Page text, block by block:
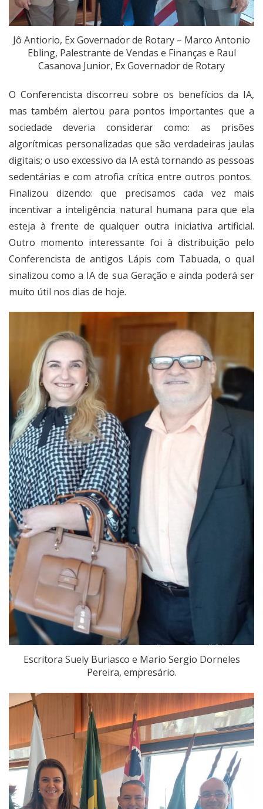
Jô Antiorio, Ex Governador de Rotary – Marco Antonio
Ebling, Palestrante de Vendas e Finanças e Raul
Casanova Junior, Ex Governador de Rotary
O Conferencista discorreu sobre os benefícios da IA,
mas também alertou para pontos importantes que a
sociedade deveria considerar como: as prisões
algorítmicas personalizadas que são verdadeiras jaulas
digitais; o uso excessivo da IA está tornando as pessoas
sedentárias e com atrofia crítica entre outros pontos.
Finalizou dizendo: que precisamos cada vez mais
incentivar a inteligência natural humana para que ela
esteja à frente de qualquer outra iniciativa artificial.
Outro momento interessante foi à distribuição pelo
Conferencista de antigos Lápis com Tabuada, o qual
sinalizou como a IA de sua Geração e ainda poderá ser
muito útil nos dias de hoje.
Escritora Suely Buriasco e Mario Sergio Dorneles
Pereira, empresário.